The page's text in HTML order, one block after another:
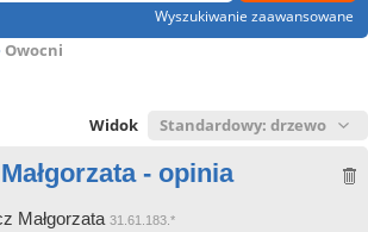
Wyszukiwanie zaawansowane
Owocni
Widok
- opinia
Małgorzata 31.61.183.*